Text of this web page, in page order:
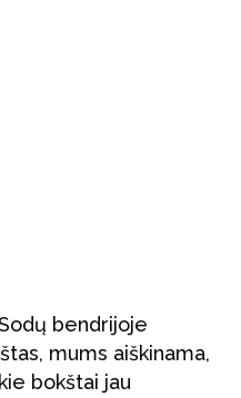
bendrijoje
mums aiškinama,
bokštai jau